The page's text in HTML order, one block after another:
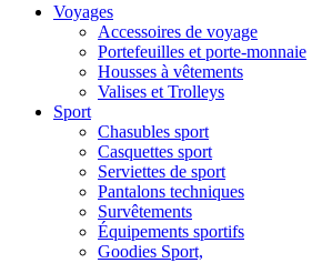
Voyages
Accessoires de voyage
Portefeuilles et porte-monnaie
Housses à vêtements
Valises et Trolleys
Sport
Chasubles sport
Casquettes sport
Serviettes de sport
Pantalons techniques
Survêtements
Équipements sportifs
Goodies Sport,